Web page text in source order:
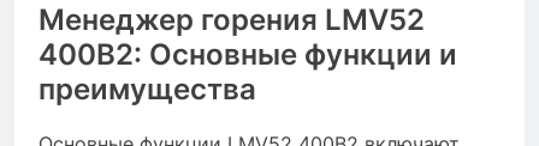
Менеджер горения LMV52
400B2: Основные функции и
преимущества